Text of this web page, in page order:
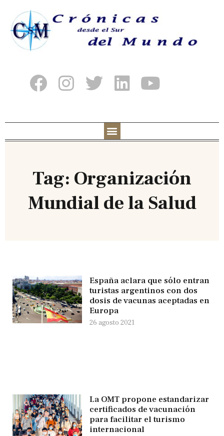
Tag: Organización
Mundial de la Salud
España aclara que sólo entran
turistas argentinos con dos
dosis de vacunas aceptadas en
Europa
26 agosto 2021
La OMT propone estandarizar
certificados de vacunación
para facilitar el turismo
internacional